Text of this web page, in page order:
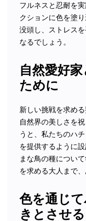
フルネスと忍耐を
クションに色を塗
没頭し、ストレス
なるでしょう。
自然愛好
ために
新しい挑戦を求め
自然界の美しさを
うと、私たちのハ
を提供するように
まな鳥の種につい
を求める大人まで
色を通じ
きとさせる